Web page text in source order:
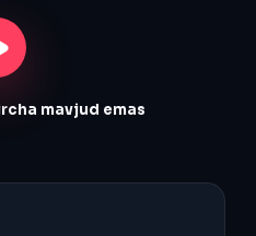
mavjud emas